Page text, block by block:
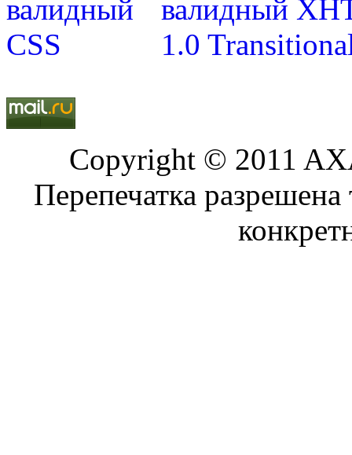
Copyright © 2011
Перепечатка